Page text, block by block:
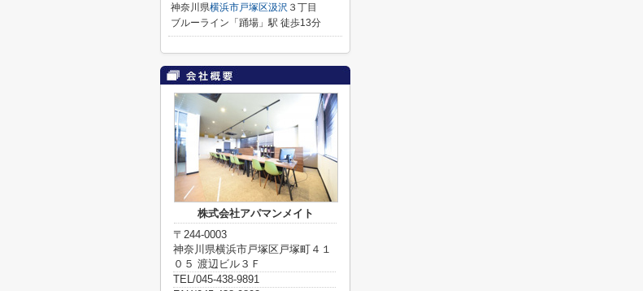
神奈川県横浜市戸塚区汲沢 ３丁目
ブルーライン「踊場」駅 徒歩13分
株式会社アパマンメイト
〒244-0003
神奈川県横浜市戸塚区戸塚町４１
０５ 渡辺ビル３Ｆ
TEL/045-438-9891